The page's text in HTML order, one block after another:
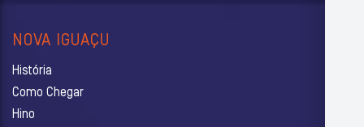
NOVA IGUAÇU
História
Como Chegar
Hino